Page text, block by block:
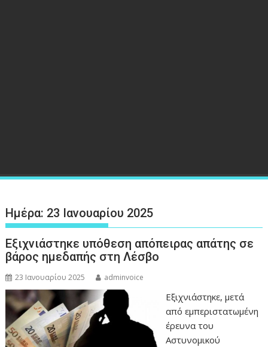
Ημέρα: 23 Ιανουαρίου 2025
Εξιχνιάστηκε υπόθεση απόπειρας απάτης σε
βάρος ημεδαπής στη Λέσβο
23 Ιανουαρίου 2025 adminvoice
Εξιχνιάστηκε, μετά
από εμπεριστατωμένη
έρευνα του
Αστυνομικού